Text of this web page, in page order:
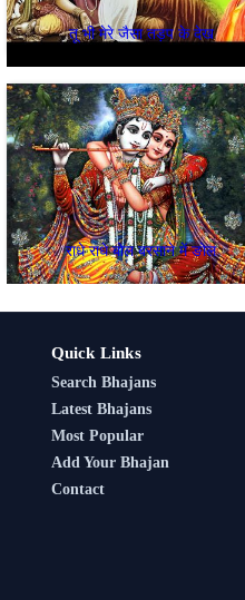
तू भी मेरे जैसा तड़प के देख
राधे राधे बोल बरसाने में ङोल
Quick Links
Search Bhajans
Latest Bhajans
Most Popular
Add Your Bhajan
Contact